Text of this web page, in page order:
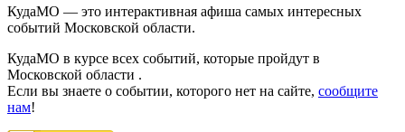
КудаМО — это интерактивная афиша самых интересных
событий Московской области.
КудаМО в курсе всех событий, которые пройдут в
Московской области .
Если вы знаете о событии, которого нет на сайте, сообщите
нам!